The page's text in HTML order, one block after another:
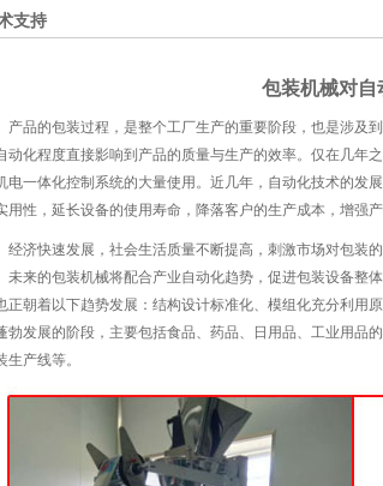
支持
包装机械对自
产品的包装过程，是整个工厂生产的重要阶段，也是涉及
动化程度直接影响到产品的质量与生产的效率。仅在几年
电一体化控制系统的大量使用。近几年，自动化技术的发
用性，延长设备的使用寿命，降落客户的生产成本，增强
经济快速发展，社会生活质量不断提高，刺激市场对包装
未来的包装机械将配合产业自动化趋势，促进包装设备整
正朝着以下趋势发展：结构设计标准化、模组化充分利用
勃发展的阶段，主要包括食品、药品、日用品、工业用品
生产线等。